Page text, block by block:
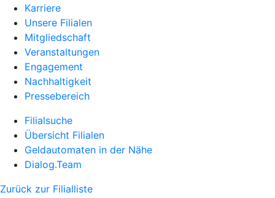
Karriere
Unsere Filialen
Mitgliedschaft
Veranstaltungen
Engagement
Nachhaltigkeit
Pressebereich
Filialsuche
Übersicht Filialen
Geldautomaten in der Nähe
Dialog.Team
Zurück zur Filialliste